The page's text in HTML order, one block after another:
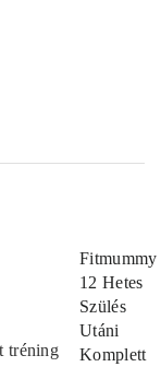
Fitmummy
12 Hetes
Szülés
Utáni
Komplett